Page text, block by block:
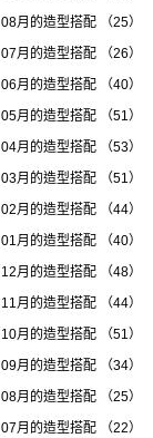
08月的造型搭配 （25）
07月的造型搭配 （26）
06月的造型搭配 （40）
05月的造型搭配 （51）
04月的造型搭配 （53）
03月的造型搭配 （51）
02月的造型搭配 （44）
01月的造型搭配 （40）
12月的造型搭配 （48）
11月的造型搭配 （44）
10月的造型搭配 （51）
09月的造型搭配 （34）
08月的造型搭配 （25）
07月的造型搭配 （22）